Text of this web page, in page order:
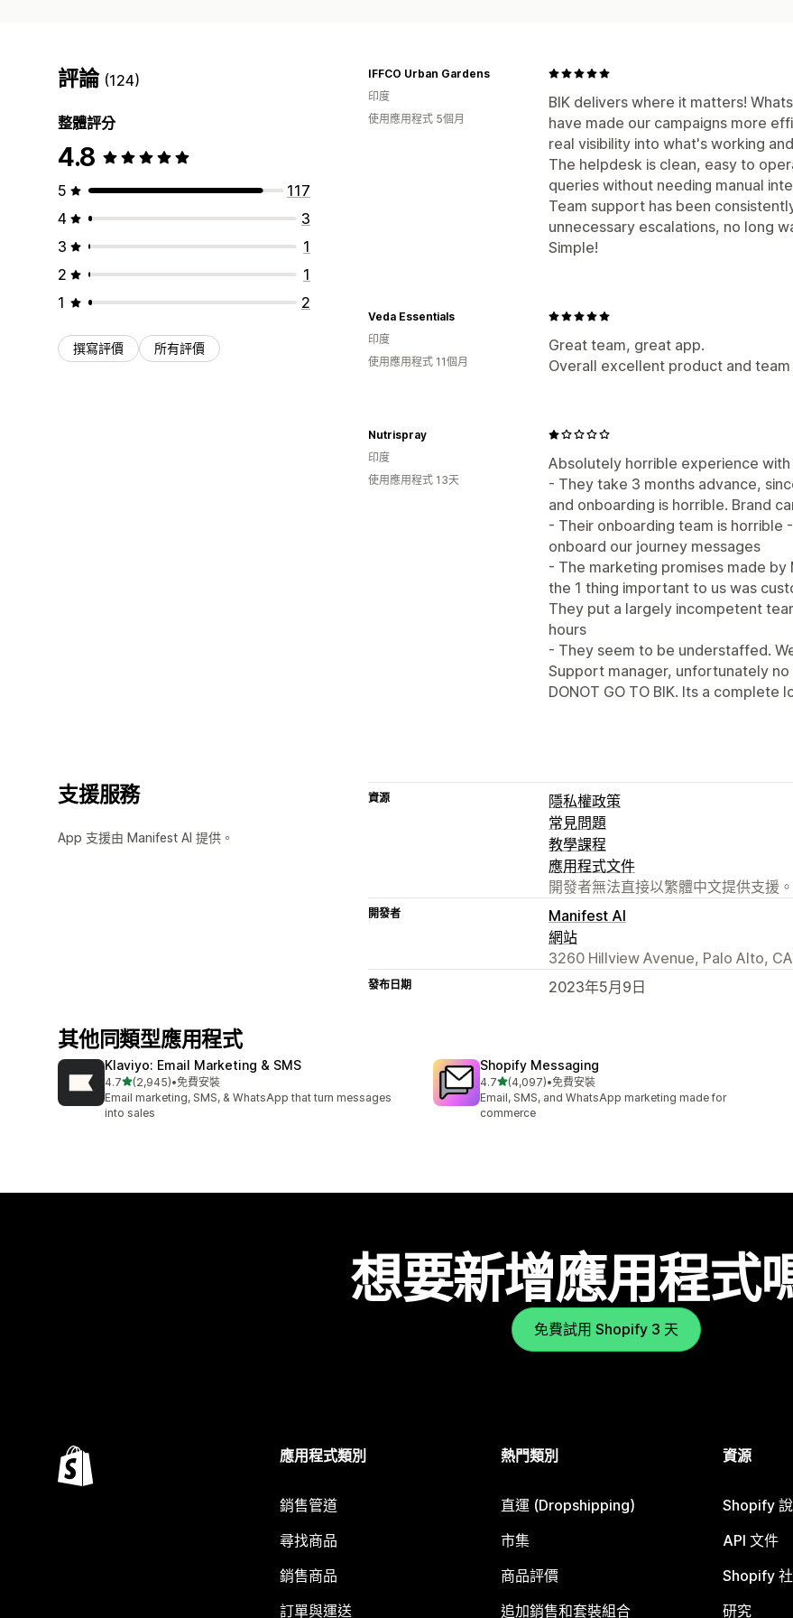
評論 (124)
整體評分
4.8
5
117
4
3
3
1
2
1
1
2
撰寫評價 所有評價
BIK delivers where it matters!
have made our campaigns more
real visibility into what's working
The helpdesk is clean, easy to
queries without needing manual
Team support has been
unnecessary escalations, no long
Simple!
IFFCO Urban Gardens
印度
使用應用程式 5個月
Great team, great app.
Overall excellent product and
Veda Essentials
印度
使用應用程式 11個月
Absolutely horrible experience with
- They take 3 months advance,
and onboarding is horrible. Brand
- Their onboarding team is horrible
onboard our journey messages
- The marketing promises made by
the 1 thing important to us was
They put a largely incompetent
hours
- They seem to be understaffed.
Support manager, unfortunately
DONOT GO TO BIK. Its a complete
Nutrispray
印度
使用應用程式 13天
支援服務
App 支援由 Manifest AI 提供。
資源
隱私權政策
常見問題
教學課程
應用程式文件
開發者無法直接以繁體中文提供支援。
開發者
Manifest AI
網站
3260 Hillview Avenue, Palo Alto,
發布日期 2023年5月9日
其他同類型應用程式
Klaviyo: Email Marketing & SMS
4.7滿分 5 顆星
(2,945)
共有 2945 則評價
•免費安裝
Email marketing, SMS, & WhatsApp that turn messages
into sales
Shopify Messaging
4.7滿分 5 顆星
(4,097)
共有 4097 則評價
•免費安裝
Email, SMS, and WhatsApp marketing made for
commerce
想要新增應用程式
免費試用 Shopify 3 天
應用程式類別
銷售管道
尋找商品
銷售商品
訂單與運送
熱門類別
直運 (Dropshipping)
市集
商品評價
追加銷售和套裝組合
資源
Shopify
API 文件
Shopify
研究